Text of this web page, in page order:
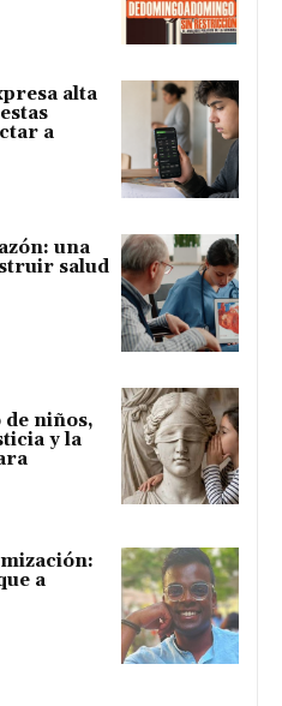
alta
a
una
salud
niños,
y la
a